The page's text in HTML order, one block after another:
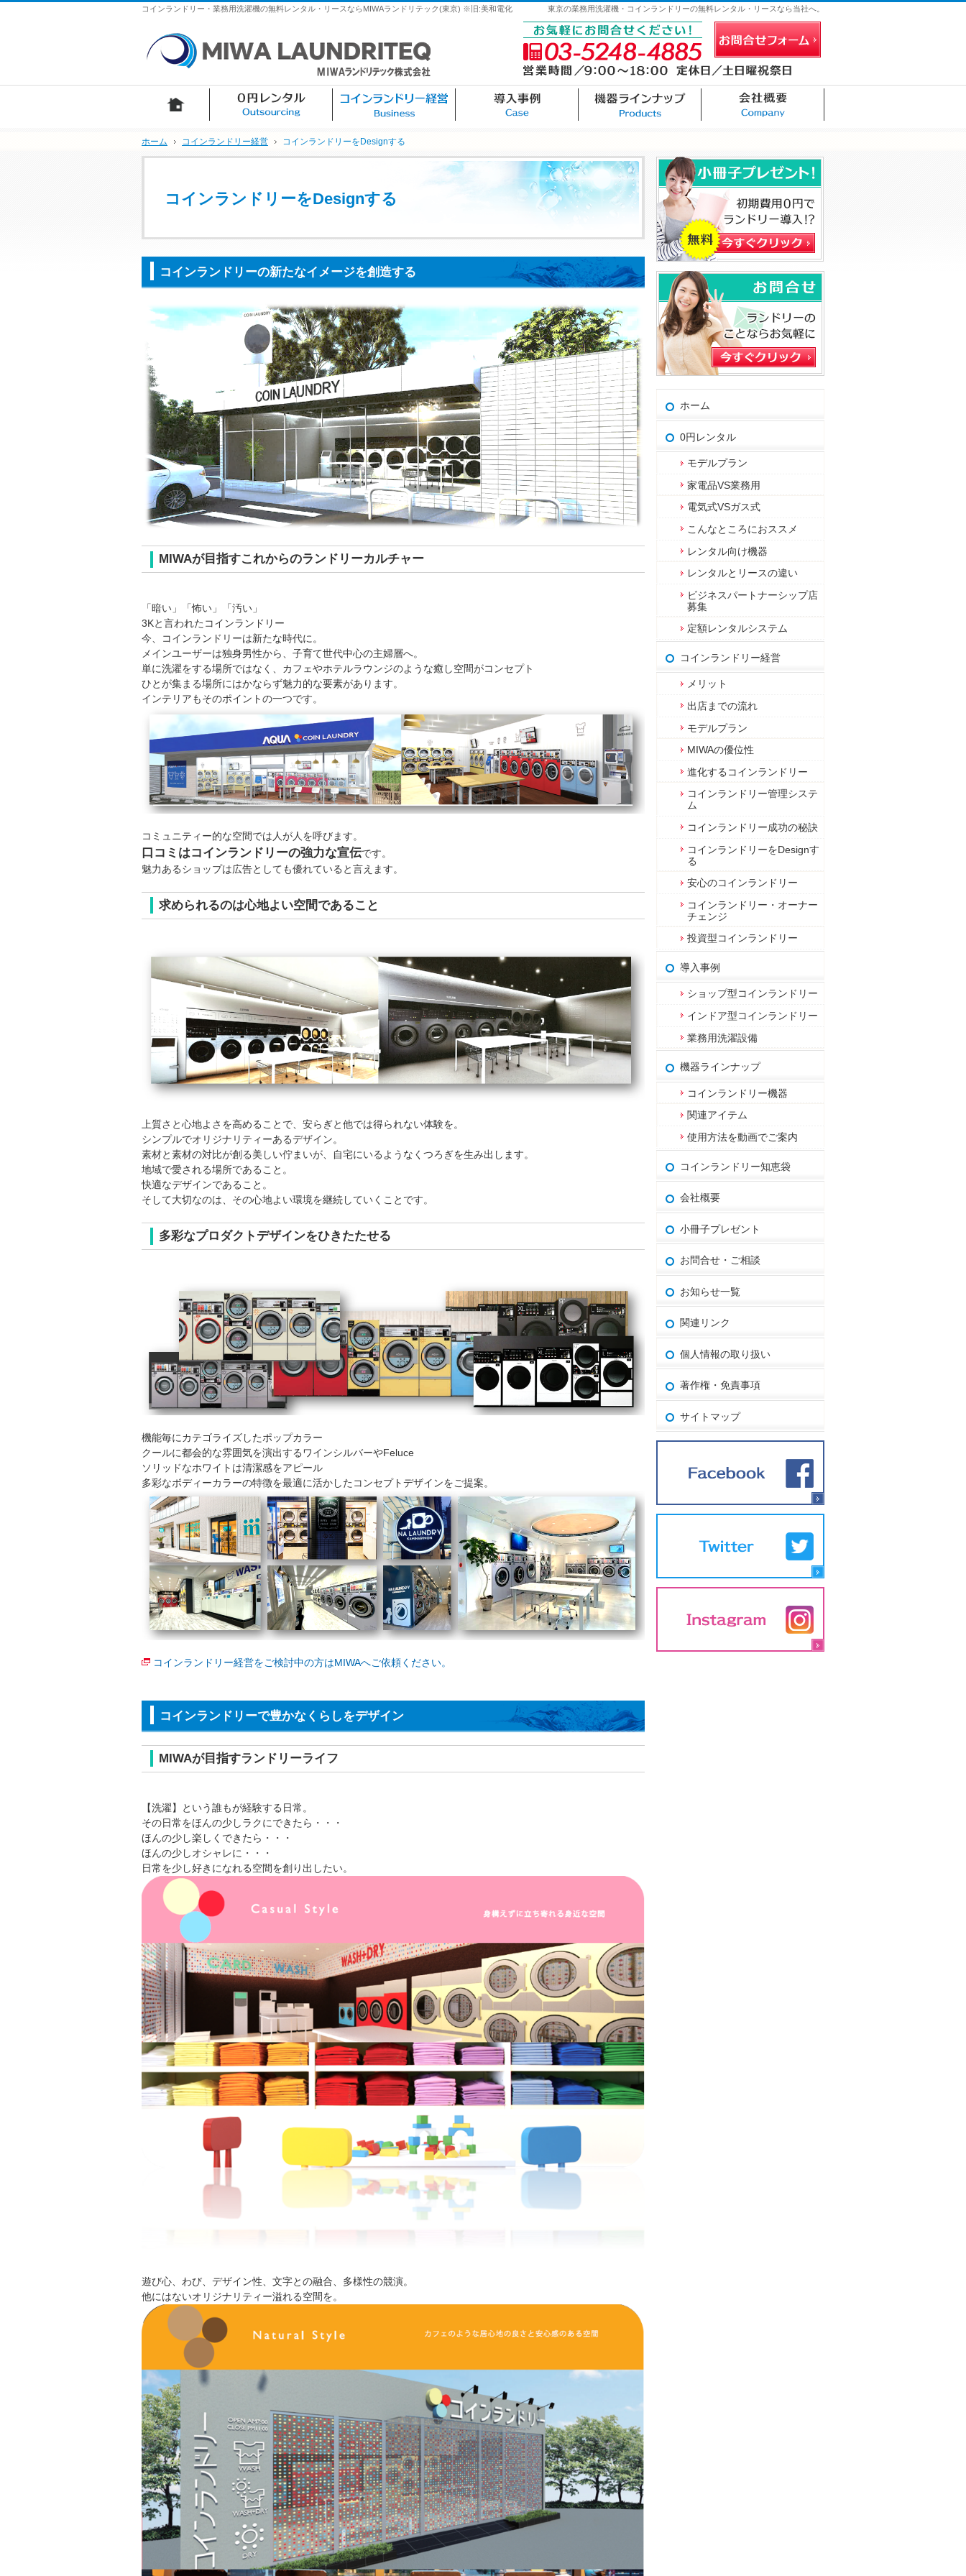
コインランドリーをDesignする
東京の業務用洗濯機・コインランドリーの無料レンタル・リースなら当社へ。
コインランドリー・業務用洗濯機の無料レンタル・リースならMIWAランドリテック(東京) ※旧:美和電化
コインランドリーの新たなイメージを創造する
MIWAが目指すこれからのランドリーカルチャー
「暗い」「怖い」「汚い」
3Kと言われたコインランドリー
今、コインランドリーは新たな時代に。
メインユーザーは独身男性から、子育て世代中心の主婦層へ。
単に洗濯をする場所ではなく、カフェやホテルラウンジのような癒し空間がコンセプト
ひとが集まる場所にはかならず魅力的な要素があります。
インテリアもそのポイントの一つです。
コミュニティー的な空間では人が人を呼びます。
口コミはコインランドリーの強力な宣伝です。
魅力あるショップは広告としても優れていると言えます。
求められるのは心地よい空間であること
上質さと心地よさを高めることで、安らぎと他では得られない体験を。
シンプルでオリジナリティーあるデザイン。
素材と素材の対比が創る美しい佇まいが、自宅にいるようなくつろぎを生み出します。
地域で愛される場所であること。
快適なデザインであること。
そして大切なのは、その心地よい環境を継続していくことです。
多彩なプロダクトデザインをひきたたせる
機能毎にカテゴライズしたポップカラー
クールに都会的な雰囲気を演出するワインシルバーやFeluce
ソリッドなホワイトは清潔感をアピール
多彩なボディーカラーの特徴を最適に活かしたコンセプトデザインをご提案。
コインランドリー経営をご検討中の方はMIWAへご依頼ください。
コインランドリーで豊かなくらしをデザイン
MIWAが目指すランドリーライフ
【洗濯】という誰もが経験する日常。
その日常をほんの少しラクにできたら・・・
ほんの少し楽しくできたら・・・
ほんの少しオシャレに・・・
日常を少し好きになれる空間を創り出したい。
遊び心、わび、デザイン性、文字との融合、多様性の競演。
他にはないオリジナリティー溢れる空間を。
ホーム
0円レンタル
モデルプラン
家電品VS業務用
電気式VSガス式
こんなところにおススメ
レンタル向け機器
レンタルとリースの違い
ビジネスパートナーシップ店
募集
定額レンタルシステム
コインランドリー経営
メリット
出店までの流れ
モデルプラン
MIWAの優位性
進化するコインランドリー
コインランドリー管理システ
ム
コインランドリー成功の秘訣
コインランドリーをDesignす
る
安心のコインランドリー
コインランドリー・オーナー
チェンジ
投資型コインランドリー
導入事例
ショップ型コインランドリー
インドア型コインランドリー
業務用洗濯設備
機器ラインナップ
コインランドリー機器
関連アイテム
使用方法を動画でご案内
コインランドリー知恵袋
会社概要
小冊子プレゼント
お問合せ・ご相談
お知らせ一覧
関連リンク
個人情報の取り扱い
著作権・免責事項
サイトマップ
ホーム 0円レンタル コインランドリー経営 導入事例 機器ラインナップ
ホーム コインランドリー経営 コインランドリーをDesignする